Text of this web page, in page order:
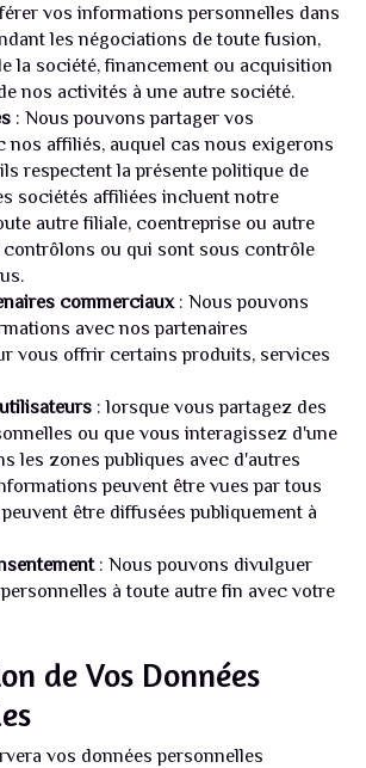
vos informations personnelles dans
les négociations de toute fusion,
la société, financement ou acquisition
nos activités à une autre société.
: Nous pouvons partager vos
nos affiliés, auquel cas nous exigerons
respectent la présente politique de
sociétés affiliées incluent notre
autre filiale, coentreprise ou autre
contrôlons ou qui sont sous contrôle
commerciaux: Nous pouvons
avec nos partenaires
vous offrir certains produits, services
: lorsque vous partagez des
ou que vous interagissez d'une
les zones publiques avec d'autres
peuvent être vues par tous
être diffusées publiquement à
: Nous pouvons divulguer
à toute autre fin avec votre
de Vos Données
vos données personnelles